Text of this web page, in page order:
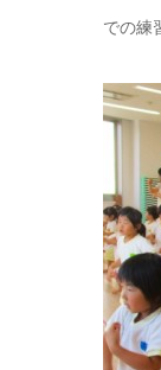
での練